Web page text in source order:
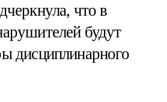
что в
будут
дисциплинарного